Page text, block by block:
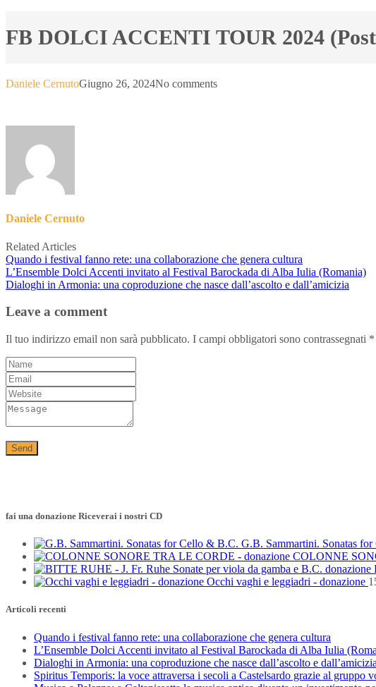
FB DOLCI ACCENTI TOUR 2024
Daniele CernutoGiugno 26, 2024No comments
Daniele Cernuto
Related Articles
Quando i festival fanno rete: una collaborazione che genera cultura
L’Ensemble Dolci Accenti invitato al Festival Barockada di Alba Iulia (Romania)
Dialoghi in Armonia: una coproduzione che nasce dall’ascolto e dall’amicizia
Leave a comment
Il tuo indirizzo email non sarà pubblicato. I campi obbligatori sono contrassegnati *
fai una donazione Riceverai i nostri CD
G.B. Sammartini. Sonatas
COLONNE
Occhi vaghi e leggiadri - donazione
Articoli recenti
Quando i festival fanno rete: una collaborazione che genera cultura
L’Ensemble Dolci Accenti invitato al Festival Barockada di Alba Iulia
Dialoghi in Armonia: una coproduzione che nasce dall’ascolto e dall’amicizia
Spiritus Temporis: la voce attraversa i secoli a Castelsardo grazie al gruppo